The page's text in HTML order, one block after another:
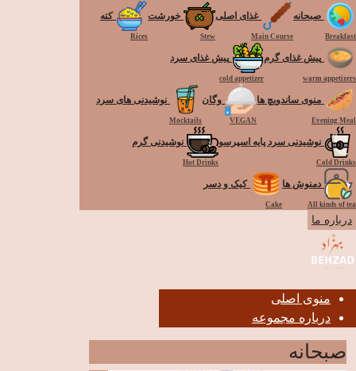
صبحانه
Breakfast
غذای اصلی
Main Course
خورشت
Stew
کته
Rices
پیش غذای گرم
warm appetizers
پیش غذای سرد
cold appetizer
منوی ساندویچ ها
Evening Meal
وگان
VEGAN
نوشیدنی های سرد
Mocktails
نوشیدنی سرد پایه اسپرسو
Cold Drinks
نوشیدنی گرم
Hot Drinks
دمنوش ها
All kinds of tea
کیک و دسر
Cake
درباره ما
منوی اصلی
درباره مجموعه
صبحانه